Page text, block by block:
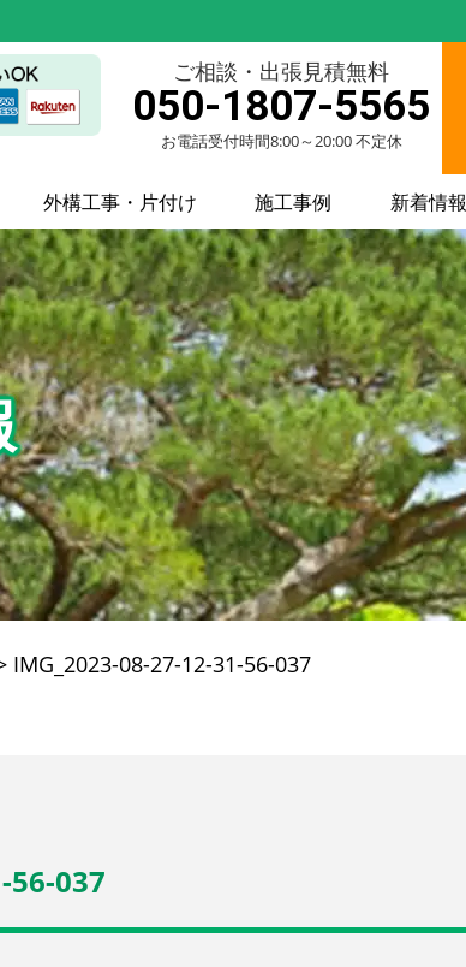
ご相談・出張見積無料
050-1807-5565
お電話受付時間8:00～20:00 不定休
外構工事・片付け 施工事例 新着情報
IMG_2023-08-27-12-31-56-037
56-037